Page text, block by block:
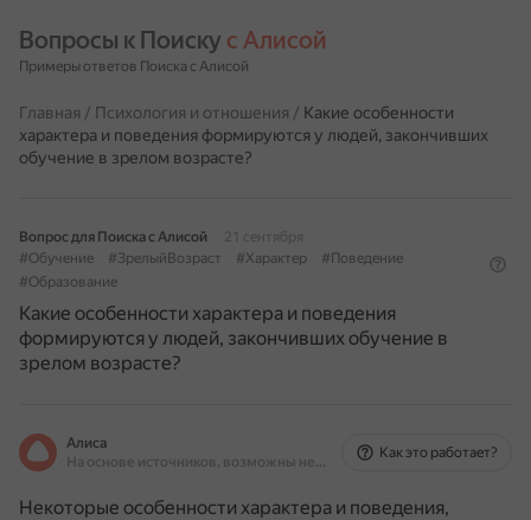
Вопросы к Поиску с Алисой
Примеры ответов Поиска с Алисой
Главная / Психология и отношения / Какие особенности
характера и поведения формируются у людей, закончивших
обучение в зрелом возрасте?
Вопрос для Поиска с Алисой
21 сентября
#Обучение
#ЗрелыйВозраст #Характер
#Поведение
#Образование
Какие особенности характера и поведения
формируются у людей, закончивших обучение в
зрелом возрасте?
Алиса
На основе источников, возможны неточности
Как это работает?
Некоторые особенности характера и поведения,